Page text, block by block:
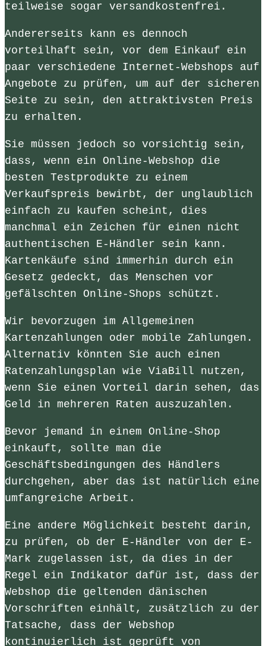
teilweise sogar versandkostenfrei.
Andererseits kann es dennoch
vorteilhaft sein, vor dem Einkauf ein
paar verschiedene Internet-Webshops auf
Angebote zu prüfen, um auf der sicheren
Seite zu sein, den attraktivsten Preis
zu erhalten.
Sie müssen jedoch so vorsichtig sein,
dass, wenn ein Online-Webshop die
besten Testprodukte zu einem
Verkaufspreis bewirbt, der unglaublich
einfach zu kaufen scheint, dies
manchmal ein Zeichen für einen nicht
authentischen E-Händler sein kann.
Kartenkäufe sind immerhin durch ein
Gesetz gedeckt, das Menschen vor
gefälschten Online-Shops schützt.
Wir bevorzugen im Allgemeinen
Kartenzahlungen oder mobile Zahlungen.
Alternativ könnten Sie auch einen
Ratenzahlungsplan wie ViaBill nutzen,
wenn Sie einen Vorteil darin sehen, das
Geld in mehreren Raten auszuzahlen.
Bevor jemand in einem Online-Shop
einkauft, sollte man die
Geschäftsbedingungen des Händlers
durchgehen, aber das ist natürlich eine
umfangreiche Arbeit.
Eine andere Möglichkeit besteht darin,
zu prüfen, ob der E-Händler von der E-
Mark zugelassen ist, da dies in der
Regel ein Indikator dafür ist, dass der
Webshop die geltenden dänischen
Vorschriften einhält, zusätzlich zu der
Tatsache, dass der Webshop
kontinuierlich ist geprüft von